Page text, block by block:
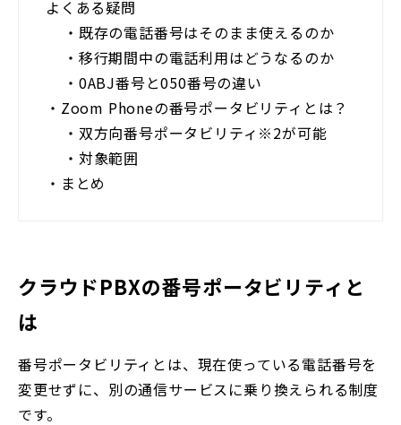
よくある疑問
・ 既存の電話番号はそのまま使えるのか
・ 移行期間中の電話利用はどうなるのか
・ 0ABJ番号と050番号の違い
・ Zoom Phoneの番号ポータビリティとは？
・ 双方向番号ポータビリティ※2が可能
・ 対象範囲
・ まとめ
クラウドPBXの番号ポータビリティと
は
番号ポータビリティとは、現在使っている電話番号を
変更せずに、別の通信サービスに乗り換えられる制度
です。